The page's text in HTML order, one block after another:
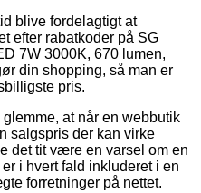
blive fordelagtigt at
efter rabatkoder på SG
7W 3000K, 670 lumen,
din shopping, så man er
pris.
at når en webbutik
salgspris der kan virke
det tit være en varsel om en
i hvert fald inkluderet i en
forretninger på nettet.